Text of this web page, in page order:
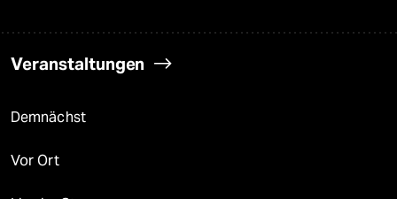
Veranstaltungen
Demnächst
Vor Ort